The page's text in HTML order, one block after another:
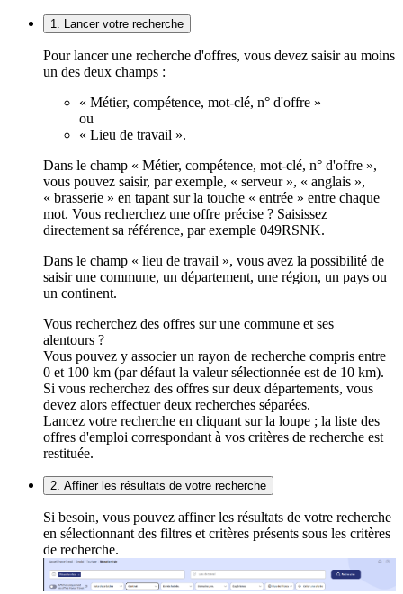
1. Lancer votre recherche
Pour lancer une recherche d'offres, vous devez saisir au moins
un des deux champs :
« Métier, compétence, mot-clé, n° d'offre »
ou
« Lieu de travail ».
Dans le champ « Métier, compétence, mot-clé, n° d'offre »,
vous pouvez saisir, par exemple, « serveur », « anglais »,
« brasserie » en tapant sur la touche « entrée » entre chaque
mot. Vous recherchez une offre précise ? Saisissez
directement sa référence, par exemple 049RSNK.
Dans le champ « lieu de travail », vous avez la possibilité de
saisir une commune, un département, une région, un pays ou
un continent.
Vous recherchez des offres sur une commune et ses
alentours ?
Vous pouvez y associer un rayon de recherche compris entre
0 et 100 km (par défaut la valeur sélectionnée est de 10 km).
Si vous recherchez des offres sur deux départements, vous
devez alors effectuer deux recherches séparées.
Lancez votre recherche en cliquant sur la loupe ; la liste des
offres d'emploi correspondant à vos critères de recherche est
restituée.
2. Affiner les résultats de votre recherche
Si besoin, vous pouvez affiner les résultats de votre recherche
en sélectionnant des filtres et critères présents sous les critères
de recherche.